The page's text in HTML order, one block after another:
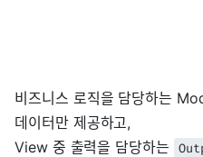
비즈니스 로직을 담당하는
데이터만 제공하고,
View 중 출력을 담당하는